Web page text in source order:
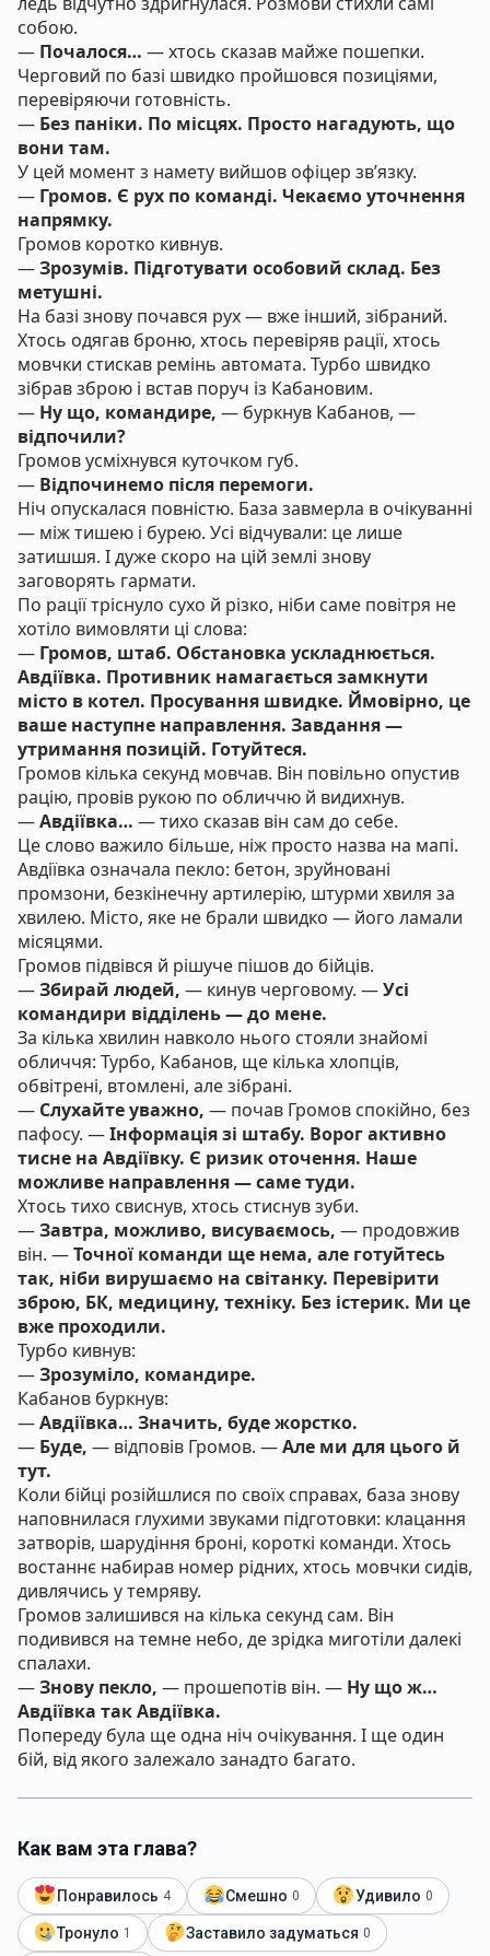
собою.
— Почалося… — хтось сказав майже пошепки.
Черговий по базі швидко пройшовся позиціями,
перевіряючи готовність.
— Без паніки. По місцях. Просто нагадують, що
вони там.
У цей момент з намету вийшов офіцер зв’язку.
— Громов. Є рух по команді. Чекаємо уточнення
напрямку.
Громов коротко кивнув.
—Зрозумів. Підготувати особовий склад. Без
метушні.
На базі знову почався рух — вже інший, зібраний.
Хтось одягав броню, хтось перевіряв рації, хтось
мовчки стискав ремінь автомата. Турбо швидко
зібрав зброю і встав поруч із Кабановим.
— Ну що, командире, — буркнув Кабанов, —
відпочили?
Громов усміхнувся куточком губ.
— Відпочинемо після перемоги.
Ніч опускалася повністю. База завмерла в очікуванні
— між тишею і бурею. Усі відчували: це лише
затишшя. І дуже скоро на цій землі знову
заговорять гармати.
По рації тріснуло сухо й різко, ніби саме повітря не
хотіло вимовляти ці слова:
— Громов, штаб. Обстановка ускладнюється.
Авдіївка. Противник намагається замкнути
місто в котел. Просування швидке. Ймовірно, це
ваше наступне направлення. Завдання —
утримання позицій. Готуйтеся.
Громов кілька секунд мовчав. Він повільно опустив
рацію, провів рукою по обличчю й видихнув.
—Авдіївка… — тихо сказав він сам до себе.
Це слово важило більше, ніж просто назва на мапі.
Авдіївка означала пекло: бетон, зруйновані
промзони, безкінечну артилерію, штурми хвиля за
хвилею. Місто, яке не брали швидко — його ламали
місяцями.
Громов підвівся й рішуче пішов до бійців.
—Збирай людей, — кинув черговому. —Усі
командири відділень — до мене.
За кілька хвилин навколо нього стояли знайомі
обличчя: Турбо, Кабанов, ще кілька хлопців,
обвітрені, втомлені, але зібрані.
— Слухайте уважно, — почав Громов спокійно, без
пафосу. —Інформація зі штабу. Ворог активно
тисне на Авдіївку. Є ризик оточення. Наше
можливе направлення — саме туди.
Хтось тихо свиснув, хтось стиснув зуби.
—Завтра, можливо, висуваємось, — продовжив
він. —Точної команди ще нема, але готуйтесь
так, ніби вирушаємо на світанку. Перевірити
зброю, БК, медицину, техніку. Без істерик. Ми це
вже проходили.
Турбо кивнув:
—Зрозуміло, командире.
Кабанов буркнув:
—Авдіївка… Значить, буде жорстко.
— Буде, — відповів Громов. —Але ми для цього й
тут.
Коли бійці розійшлися по своїх справах, база знову
наповнилася глухими звуками підготовки: клацання
затворів, шарудіння броні, короткі команди. Хтось
востаннє набирав номер рідних, хтось мовчки сидів,
дивлячись у темряву.
Громов залишився на кілька секунд сам. Він
подивився на темне небо, де зрідка миготіли далекі
спалахи.
—Знову пекло, — прошепотів він. — Ну що ж…
Авдіївка так Авдіївка.
Попереду була ще одна ніч очікування. І ще один
бій, від якого залежало занадто багато.
Как вам эта глава?
Понравилось 4 Смешно 0 Удивило 0
Тронуло 1 Заставило задуматься 0